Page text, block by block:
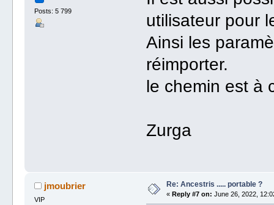
Posts: 5 799
utilisateur pour
Ainsi les
réimporter.
le chemin est à
Zurga
jmoubrier
VIP
Re: Ancestris ..... portable ?
« Reply #7 on: June 26, 2022,